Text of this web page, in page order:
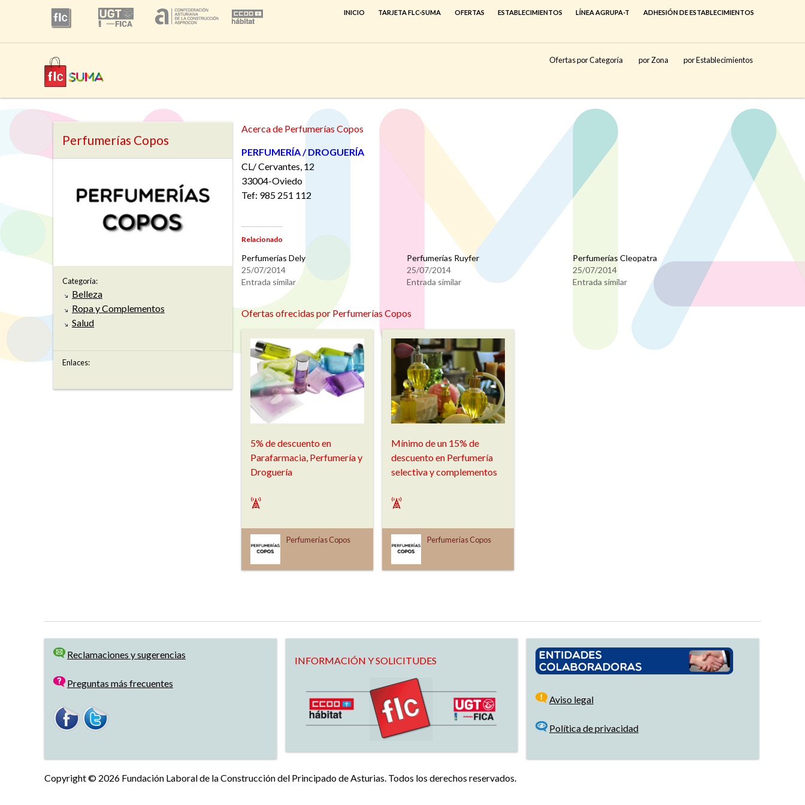
INICIO TARJETA FLC-SUMA OFERTAS ESTABLECIMIENTOS LÍNEA AGRUPA-T ADHESIÓN DE ESTABLECIMIENTOS
Ofertas por Categoría por Zona por Establecimientos
Perfumerías Copos
Categoría:
Belleza
Ropa y Complementos
Salud
Enlaces:
Acerca de Perfumerías Copos
PERFUMERÍA / DROGUERÍA
CL/ Cervantes, 12
33004-Oviedo
Tef: 985 251 112
Relacionado
Perfumerías Dely
25/07/2014
Entrada similar
Perfumerías Ruyfer
25/07/2014
Entrada similar
Perfumerías Cleopatra
25/07/2014
Entrada similar
Ofertas ofrecidas por Perfumerías Copos
5% de descuento en
Parafarmacia, Perfumería y
Droguería
`
Perfumerías Copos
Mínimo de un 15% de
descuento en Perfumería
selectiva y complementos
`
Perfumerías Copos
Reclamaciones y sugerencias
Preguntas más frecuentes
INFORMACIÓN Y SOLICITUDES
Aviso legal
Política de privacidad
Copyright © 2026 Fundación Laboral de la Construcción del Principado de Asturias. Todos los derechos reservados.